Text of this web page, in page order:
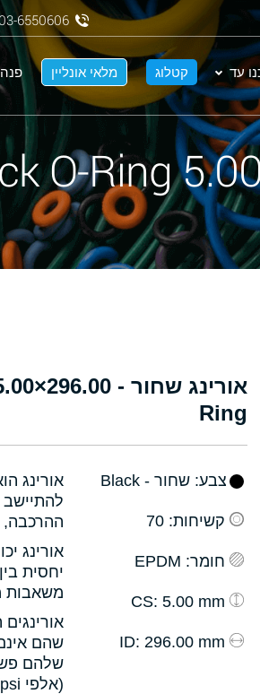
עד קטלוג מלאי אונליין פנה
03-6550606
Ring
אורינג
להתיישב
ההרכבה,
אורינג
יחסית
משאבות
שהם
שלהם
(אלפי psi).
צבע: שחור - Black
קשיחות: 70
חומר: EPDM
: 5.00 mm
: 296.00 mm